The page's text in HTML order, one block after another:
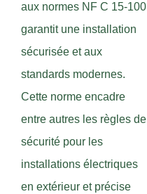
aux normes NF C 15-100
garantit une installation
sécurisée et aux
standards modernes.
Cette norme encadre
entre autres les règles de
sécurité pour les
installations électriques
en extérieur et précise